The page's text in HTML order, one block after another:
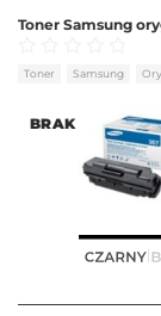
BRAK
Toner Samsung
Toner Samsung